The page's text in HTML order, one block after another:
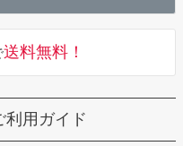
へ
送料無料！
利用ガイド